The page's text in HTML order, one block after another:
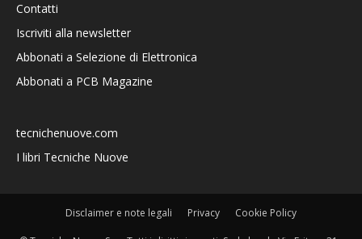
Contatti
Iscriviti alla newsletter
Abbonati a Selezione di Elettronica
Abbonati a PCB Magazine
tecnichenuove.com
I libri Tecniche Nuove
Disclaimer e note legali Privacy Cookie Policy